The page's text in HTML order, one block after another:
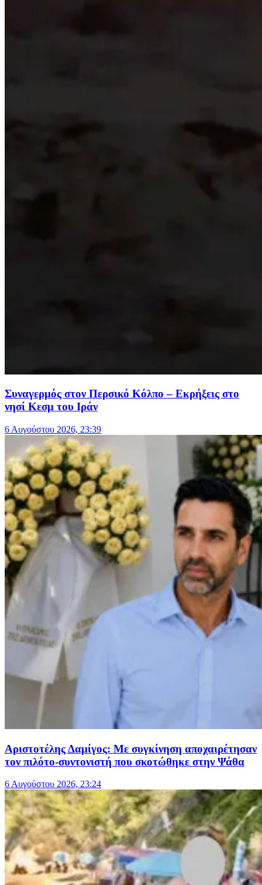
Συναγερμός στον Περσικό Κόλπο – Εκρήξεις στο
νησί Κεσμ του Ιράν
6 Αυγούστου 2026, 23:39
Αριστοτέλης Δαμίγος: Με συγκίνηση αποχαιρέτησαν
τον πιλότο-συντονιστή που σκοτώθηκε στην Ψάθα
6 Αυγούστου 2026, 23:24